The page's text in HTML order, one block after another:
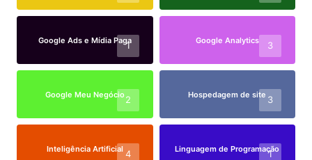
Google Ads e Mídia Paga
1 Google Analytics 3
Google Meu Negócio 2 Hospedagem de site 3
Inteligência Artificial 4 Linguagem de Programação
1